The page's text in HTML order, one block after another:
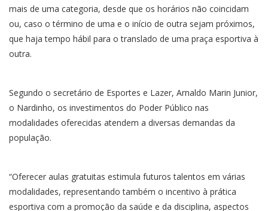
mais de uma categoria, desde que os horários não coincidam
ou, caso o término de uma e o início de outra sejam próximos,
que haja tempo hábil para o translado de uma praça esportiva à
outra.
Segundo o secretário de Esportes e Lazer, Arnaldo Marin Junior,
o Nardinho, os investimentos do Poder Público nas
modalidades oferecidas atendem a diversas demandas da
população.
“Oferecer aulas gratuitas estimula futuros talentos em várias
modalidades, representando também o incentivo à prática
esportiva com a promoção da saúde e da disciplina, aspectos